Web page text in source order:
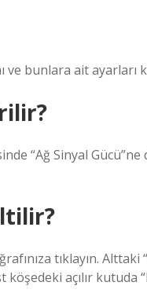
ve bunlara ait ayarları
“Ağ Sinyal
tıklayın. Alttaki
açılır kutuda